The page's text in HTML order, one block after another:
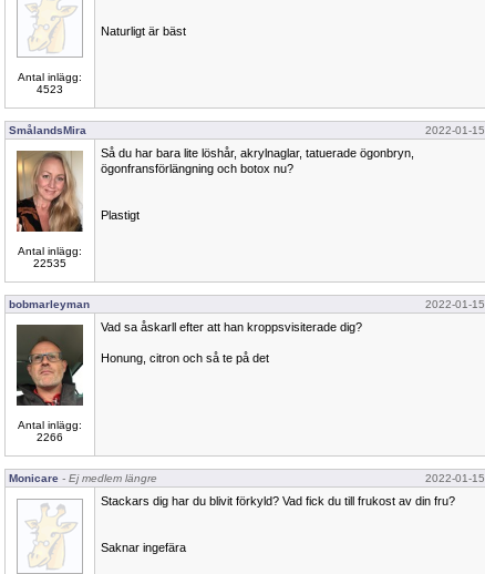
Antal inlägg:
4523
Naturligt är bäst
SmålandsMira 2022-01-
Antal inlägg:
22535
Så du har bara lite löshår, akrylnaglar, tatuerade ögonbryn,
ögonfransförlängning och botox nu?
Plastigt
bobmarleyman 2022-01-
Antal inlägg:
2266
Vad sa åskarll efter att han kroppsvisiterade dig?
Honung, citron och så te på det
Monicare - Ej medlem längre 2022-01-
Stackars dig har du blivit förkyld? Vad fick du till frukost av din fru?
Saknar ingefära